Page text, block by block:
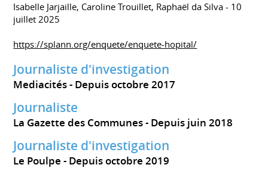
Isabelle Jarjaille, Caroline Trouillet, Raphaël da Silva - 10
juillet 2025
https://splann.org/enquete/enquete-hopital/
Journaliste d'investigation
Mediacités Depuis octobre 2017
Journaliste
La Gazette des Communes Depuis juin 2018
Journaliste d'investigation
Le Poulpe Depuis octobre 2019